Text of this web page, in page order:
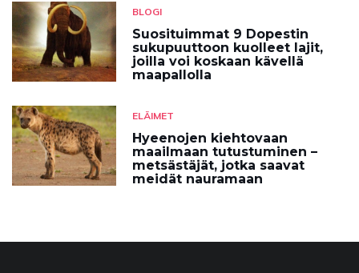
BLOGI
Suosituimmat 9 Dopestin
sukupuuttoon kuolleet lajit,
joilla voi koskaan kävellä
maapallolla
ELÄIMET
Hyeenojen kiehtovaan
maailmaan tutustuminen –
metsästäjät, jotka saavat
meidät nauramaan